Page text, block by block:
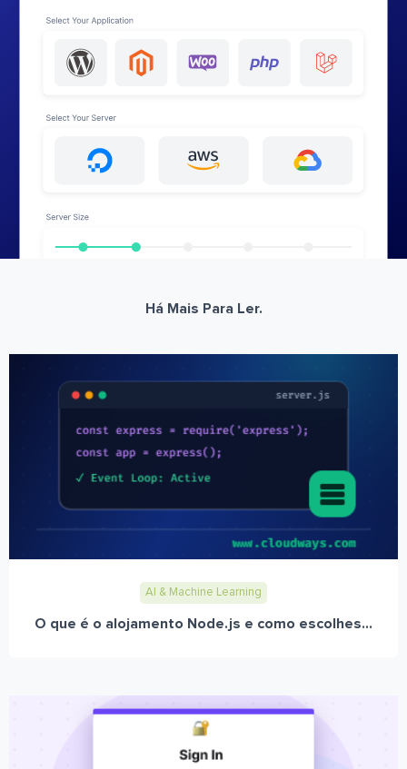
Há Mais Para Ler.
AI & Machine Learning
O que é o alojamento Node.js e como escolhes...